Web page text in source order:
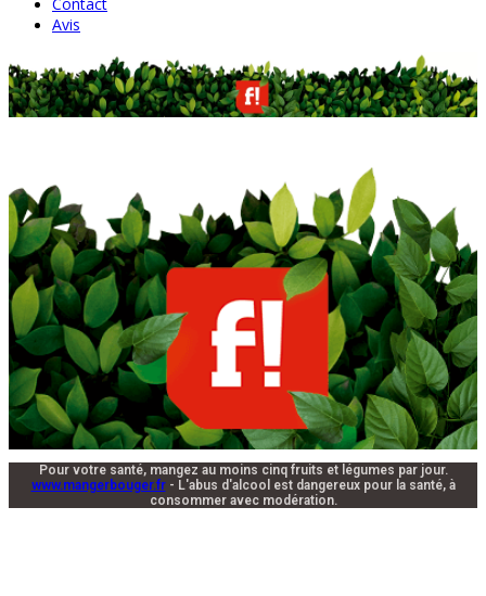
Avis
Pour votre santé, mangez au moins cinq fruits et légumes par jour.
www.mangerbouger.fr- L'abus d'alcool est dangereux pour la santé, à
consommer avec modération.